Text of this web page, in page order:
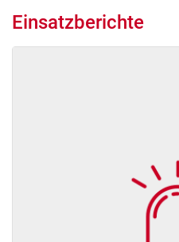
Einsatzberichte